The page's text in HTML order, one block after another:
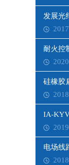
发展光
耐火控
硅橡胶
IA-
电场线